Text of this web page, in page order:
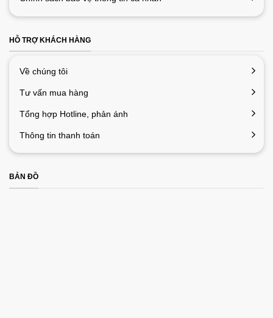
HỖ TRỢ KHÁCH HÀNG
Về chúng tôi
Tư vấn mua hàng
Tổng hợp Hotline, phản ánh
Thông tin thanh toán
BẢN ĐỒ